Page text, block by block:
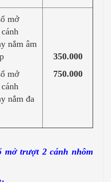
mở
nắm âm
mở
nắm đa
350.000
750.000
mở trượt 2 cánh nhôm